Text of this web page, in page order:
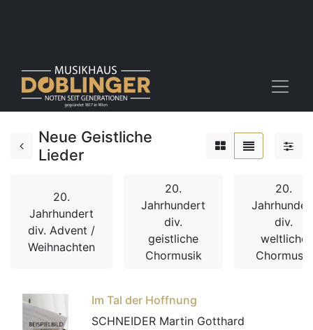
Neue Geistliche
Lieder
20.
Jahrhundert
div. Advent /
Weihnachten
20.
Jahrhundert
div.
geistliche
Chormusik
20.
div.
weltliche
Chormusik
Im Tal der Hoffnung
SCHNEIDER Martin Gotthard